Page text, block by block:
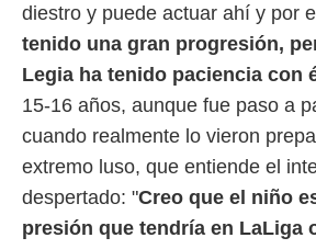
diestro y puede actuar ahí y por
tenido una gran progresión,
Legia ha tenido paciencia con
15-16 años, aunque fue paso a
cuando realmente lo vieron
extremo luso, que entiende el
despertado: "Creo que el niño
presión que tendría en LaLiga